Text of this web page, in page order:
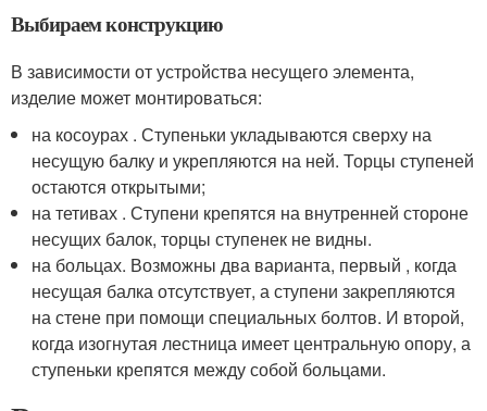
Выбираем конструкцию
В зависимости от устройства несущего элемента,
изделие может монтироваться:
на косоурах . Ступеньки укладываются сверху на
несущую балку и укрепляются на ней. Торцы ступеней
остаются открытыми;
на тетивах . Ступени крепятся на внутренней стороне
несущих балок, торцы ступенек не видны.
на больцах. Возможны два варианта, первый , когда
несущая балка отсутствует, а ступени закрепляются
на стене при помощи специальных болтов. И второй,
когда изогнутая лестница имеет центральную опору, а
ступеньки крепятся между собой больцами.